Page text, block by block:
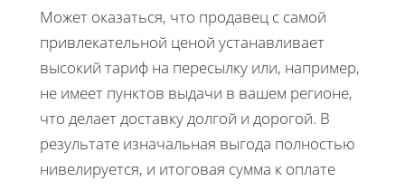
Может оказаться, что продавец с самой
привлекательной ценой устанавливает
высокий тариф на пересылку или, например,
не имеет пунктов выдачи в вашем регионе,
что делает доставку долгой и дорогой. В
результате изначальная выгода полностью
нивелируется, и итоговая сумма к оплате